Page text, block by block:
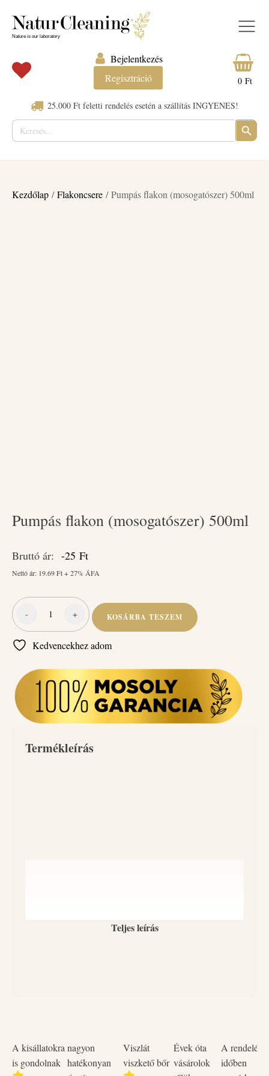
25.000 Ft feletti rendelés esetén a szállítás INGYENES!
Keresés:
SEARCH
BUTTON
Bejelentkezés
Regisztráció
0 Ft
Kezdőlap /Flakoncsere / Pumpás flakon (mosogatószer) 500ml
Pumpás flakon (mosogatószer) 500ml
Bruttó ár: -25 Ft
Nettó ár: 19.69Ft + 27% ÁFA
-
Pumpás
(mosogatószer)
mennyiség
+ KOSÁRBA TESZEM
Kedvencekhez adom
Termékleírás
Teljes leírás
A kisállatokra
is gondolnak
nagyon
hatékonyan
Viszlát
viszkető bőr
Évek óta
vásárolok
A
időben